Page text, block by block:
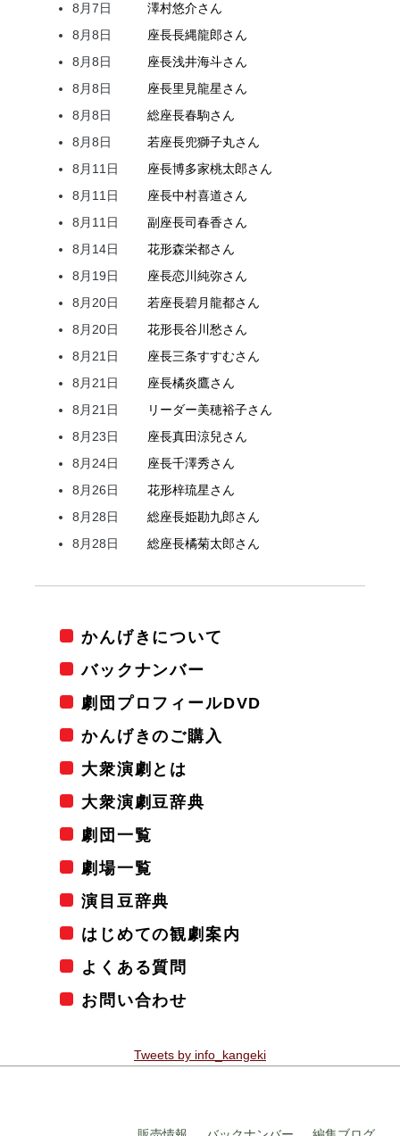
8月7日
澤村悠介さん
8月8日
座長長縄龍郎さん
8月8日
座長浅井海斗さん
8月8日
座長里見龍星さん
8月8日
総座長春駒さん
8月8日
若座長兜獅子丸さん
8月11日
座長博多家桃太郎さん
8月11日
座長中村喜道さん
8月11日
副座長司春香さん
8月14日
花形森栄都さん
8月19日
座長恋川純弥さん
8月20日
若座長碧月龍都さん
8月20日
花形長谷川愁さん
8月21日
座長三条すすむさん
8月21日
座長橘炎鷹さん
8月21日
リーダー美穂裕子さん
8月23日
座長真田涼兒さん
8月24日
座長千澤秀さん
8月26日
花形梓琉星さん
8月28日
総座長姫勘九郎さん
8月28日
総座長橘菊太郎さん
かんげきについて
バックナンバー
劇団プロフィールDVD
かんげきのご購入
大衆演劇とは
大衆演劇豆辞典
劇団一覧
劇場一覧
演目豆辞典
はじめての観劇案内
よくある質問
お問い合わせ
Tweets by info_kangeki